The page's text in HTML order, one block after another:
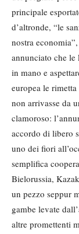
principale
d’altronde, “le
nostra
annunciato che
in mano e
europea le
non arrivasse da
clamoroso:
accordo di libero
uno dei fiori
semplifica
Bielorussia,
un pezzo seppur
gambe levate
altre promettenti